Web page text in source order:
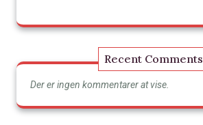
Recent Comments
Der er ingen kommentarer at vise.